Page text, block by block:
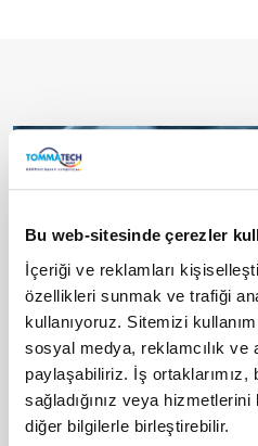
Bu web-sitesinde çerezler
İçeriği ve reklamları
özellikleri sunmak ve trafiği
kullanıyoruz. Sitemizi
sosyal medya, reklamcılık ve
paylaşabiliriz. İş ortaklarımız,
sağladığınız veya hizmetlerini
diğer bilgilerle birleştirebilir.